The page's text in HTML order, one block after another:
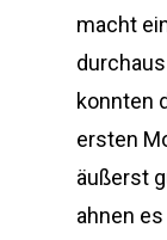
macht
konnten
ersten
äußerst
ahnen